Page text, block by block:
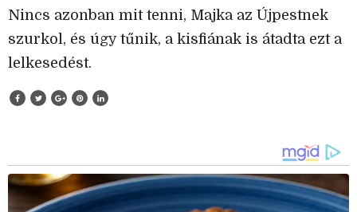
Nincs azonban mit tenni, Majka az Újpestnek
szurkol, és úgy tűnik, a kisfiának is átadta ezt a
lelkesedést.